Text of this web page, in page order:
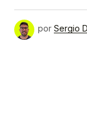
por Sergio